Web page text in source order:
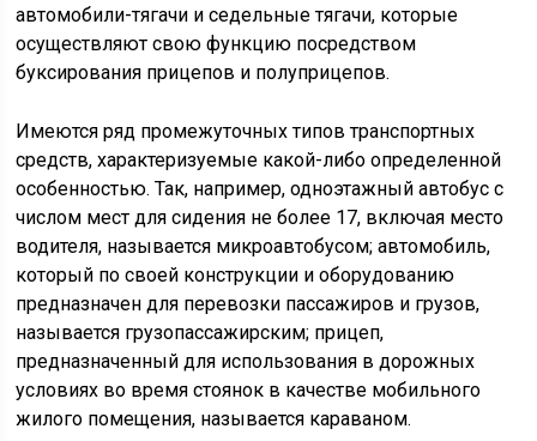
автомобили-тягачи и седельные тягачи, которые
осуществляют свою функцию посредством
буксирования прицепов и полуприцепов.
Имеются ряд промежуточных типов транспортных
средств, характеризуемые какой-либо определенной
особенностью. Так, например, одноэтажный автобус с
числом мест для сидения не более 17, включая место
водителя, называется микроавтобусом; автомобиль,
который по своей конструкции и оборудованию
предназначен для перевозки пассажиров и грузов,
называется грузопассажирским; прицеп,
предназначенный для использования в дорожных
условиях во время стоянок в качестве мобильного
жилого помещения, называется караваном.